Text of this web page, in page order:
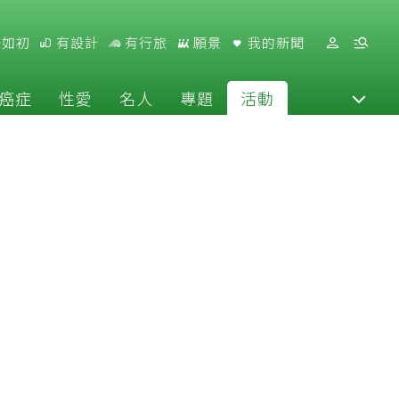
初 有設計 有行旅 願景 我的新聞
症 性愛 名人 專題 活動